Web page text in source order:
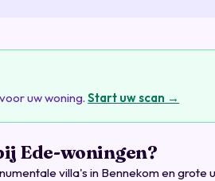
uw woning.Start uw scan →
Ede-woningen?
villa's in Bennekom en grote